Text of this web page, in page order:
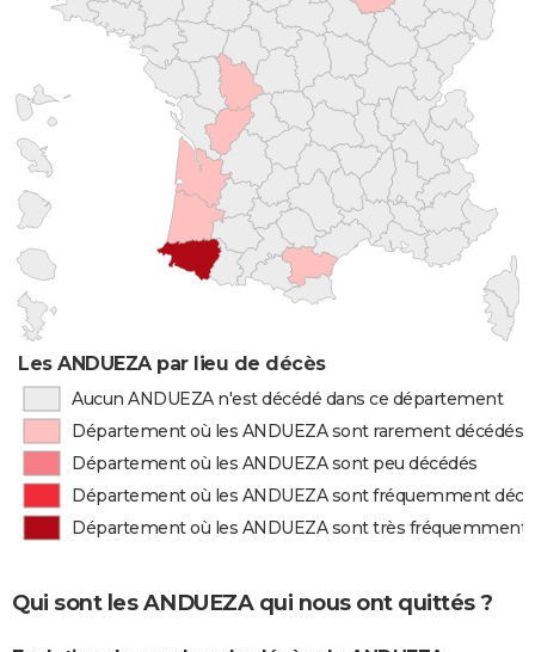
Les ANDUEZA par lieu de décès
Aucun ANDUEZA n'est décédé dans ce département
Département où les ANDUEZA sont rarement décédés
Département où les ANDUEZA sont peu décédés
Département où les ANDUEZA sont fréquemment
Département où les ANDUEZA sont très fréquemment
Qui sont les ANDUEZA qui nous ont quittés ?